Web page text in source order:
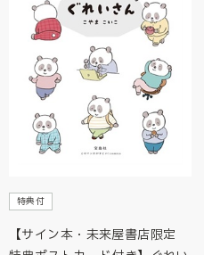
特典付
【サイン本・未来屋書店限定